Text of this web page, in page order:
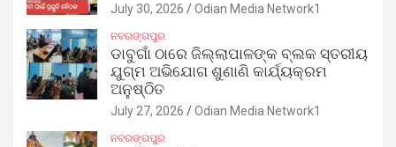
July 30, 2026 Odian Media Network1
ନବରଙ୍ଗପୁର
ଡାବୁଗାଁ ଠାରେ ଜିଲ୍ଲାପାଳଙ୍କ ବ୍ଲକ ସ୍ତରୀୟ
ଯୁଗ୍ମ ଅଭିଯୋଗ ଶୁଣାଣି କାର୍ଯ୍ୟକ୍ରମ
ଅନୁଷ୍ଠିତ
July 27, 2026 Odian Media Network1
ନବରଙ୍ଗପୁର